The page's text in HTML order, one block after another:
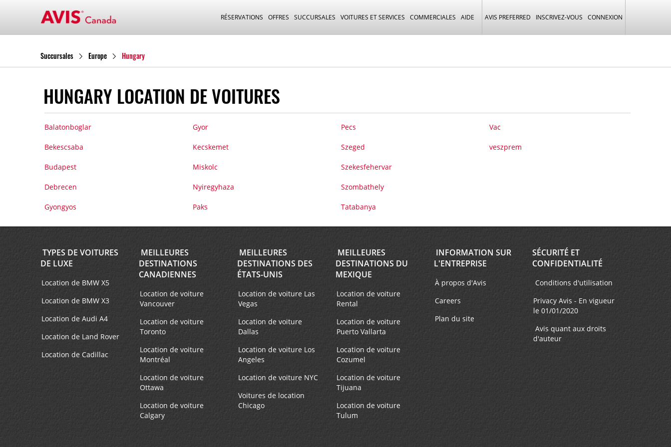
RÉSERVATIONS OFFRES SUCCURSALES VOITURES ET SERVICES COMMERCIALES AIDE AVIS PREFERRED INSCRIVEZ-VOUS CONNEXION
Succursales Europe Hungary
HUNGARY LOCATION DE VOITURES
Balatonboglar
Bekescsaba
Budapest
Debrecen
Gyongyos
Gyor
Kecskemet
Miskolc
Nyiregyhaza
Paks
Pecs
Szeged
Szekesfehervar
Szombathely
Tatabanya
Vac
veszprem
TYPES DE VOITURES
DE LUXE
Location de BMW X5
Location de BMW X3
Location de Audi A4
Location de Land Rover
Location de Cadillac
MEILLEURES
DESTINATIONS
CANADIENNES
Location de voiture
Vancouver
Location de voiture
Toronto
Location de voiture
Montréal
Location de voiture
Ottawa
Location de voiture
Calgary
MEILLEURES
DESTINATIONS DES
ÉTATS-UNIS
Location de voiture Las
Vegas
Location de voiture
Dallas
Location de voiture Los
Angeles
Location de voiture NYC
Voitures de location
Chicago
MEILLEURES
DESTINATIONS DU
MEXIQUE
Location de voiture
Rental
Location de voiture
Puerto Vallarta
Location de voiture
Cozumel
Location de voiture
Tijuana
Location de voiture
Tulum
INFORMATION SUR
L'ENTREPRISE
À propos d'Avis
Careers
Plan du site
SÉCURITÉ ET
CONFIDENTIALITÉ
Conditions d'utilisation
Privacy Avis - En vigueur
le 01/01/2020
Avis quant aux droits
d'auteur